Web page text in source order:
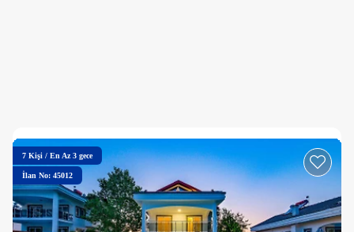
7 Kişi / En Az 3 gece
İlan No: 45012